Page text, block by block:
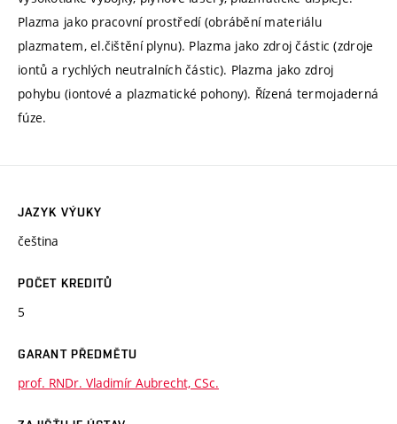
Plazma jako pracovní prostředí (obrábění materiálu
plazmatem, el.čištění plynu). Plazma jako zdroj částic (zdroje
iontů a rychlých neutralních částic). Plazma jako zdroj
pohybu (iontové a plazmatické pohony). Řízená termojaderná
fúze.
JAZYK VÝUKY
čeština
POČET KREDITŮ
5
GARANT PŘEDMĚTU
prof. RNDr. Vladimír Aubrecht, CSc.